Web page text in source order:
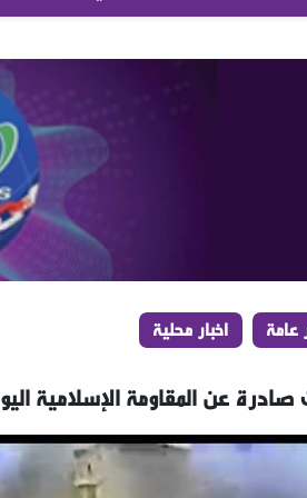
عامة اخبار محلية
صادرة عن المقاومة الإسلامية